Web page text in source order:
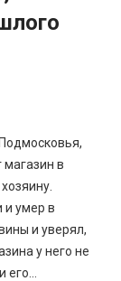
в
и умер в
и уверял,
у него не